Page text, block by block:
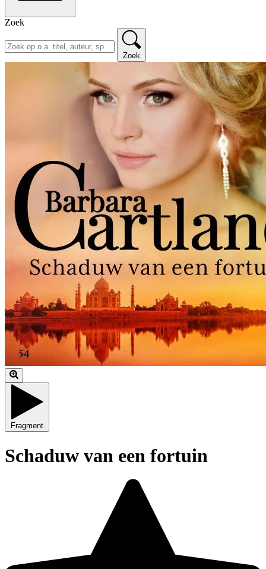
Zoek
Zoek
Fragment
Schaduw van een fortuin